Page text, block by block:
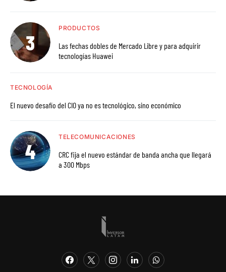
PRODUCTOS
Las fechas dobles de Mercado Libre y para adquirir
tecnologías Huawei
TECNOLOGÍA
El nuevo desafío del CIO ya no es tecnológico, sino económico
TELECOMUNICACIONES
CRC fija el nuevo estándar de banda ancha que llegará
a 300 Mbps